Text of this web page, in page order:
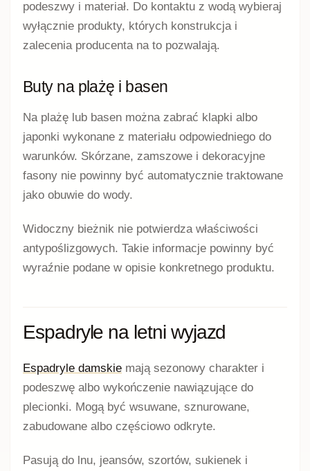
podeszwy i materiał. Do kontaktu z wodą wybieraj
wyłącznie produkty, których konstrukcja i
zalecenia producenta na to pozwalają.
Buty na plażę i basen
Na plażę lub basen można zabrać klapki albo
japonki wykonane z materiału odpowiedniego do
warunków. Skórzane, zamszowe i dekoracyjne
fasony nie powinny być automatycznie traktowane
jako obuwie do wody.
Widoczny bieżnik nie potwierdza właściwości
antypoślizgowych. Takie informacje powinny być
wyraźnie podane w opisie konkretnego produktu.
Espadryle na letni wyjazd
Espadryle damskie mają sezonowy charakter i
podeszwę albo wykończenie nawiązujące do
plecionki. Mogą być wsuwane, sznurowane,
zabudowane albo częściowo odkryte.
Pasują do lnu, jeansów, szortów, sukienek i